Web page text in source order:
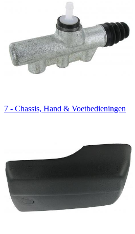
7 - Chassis, Hand & Voetbedieningen